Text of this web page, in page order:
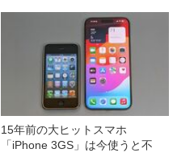
15年前の大ヒットスマホ
「iPhone 3GS」は今使うと不